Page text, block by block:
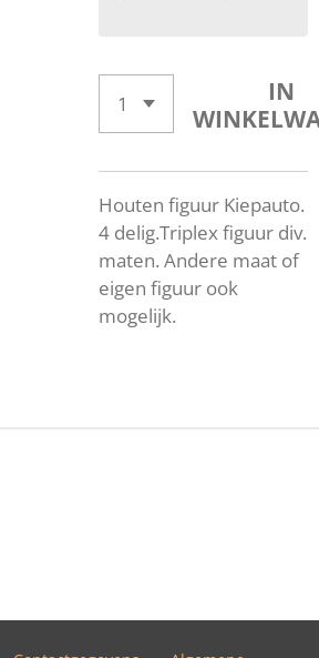
IN
Houten figuur Kiepauto.
4 delig.Triplex figuur div.
maten. Andere maat of
eigen figuur ook
mogelijk.